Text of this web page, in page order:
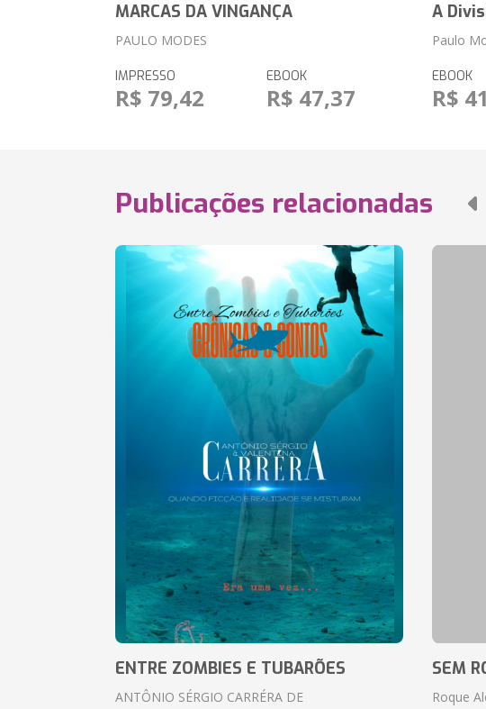
MARCAS DA VINGANÇA
PAULO MODES
IMPRESSO
R$ 79,42
EBOOK
R$ 47,37
A
Paulo
EBOOK
R$
Publicações relacionadas
ENTRE ZOMBIES E TUBARÕES
ANTÔNIO SÉRGIO CARRÉRA DE
SEM
Roque